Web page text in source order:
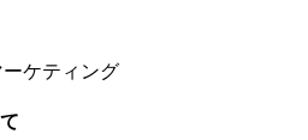
ケティング